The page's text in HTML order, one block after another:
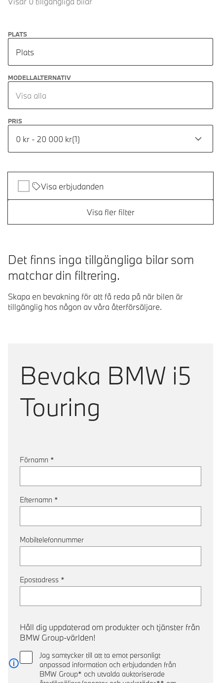
PLATS
Plats
MODELLALTERNATIV
Visa alla
PRIS
0 kr - 20 000 kr(1)
Visa erbjudanden
Visa fler filter
Det finns inga tillgängliga bilar som
matchar din filtrering.
Skapa en bevakning för att få reda på när bilen är
tillgänglig hos någon av våra återförsäljare.
Bevaka BMW i5
Touring
Förnamn *
Efternamn *
Mobiltelefonnummer
Epostadress *
Håll dig uppdaterad om produkter och tjänster från
BMW Group-världen!
Jag samtycker till att ta emot personligt
anpassad information och erbjudanden från
BMW Group* och utvalda auktoriserade
Läs mer